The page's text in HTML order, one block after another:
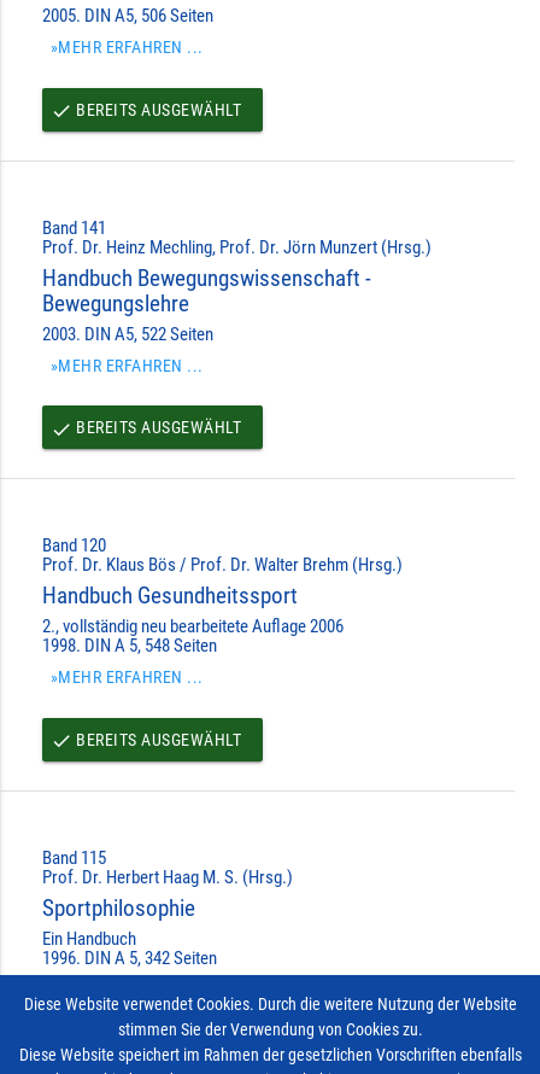
2005. DIN A5, 506 Seiten
»MEHR ERFAHREN ...
done BEREITS AUSGEWÄHLT
Band 141
Prof. Dr. Heinz Mechling, Prof. Dr. Jörn Munzert (Hrsg.)
Handbuch Bewegungswissenschaft -
Bewegungslehre
2003. DIN A5, 522 Seiten
»MEHR ERFAHREN ...
done BEREITS AUSGEWÄHLT
Band 120
Prof. Dr. Klaus Bös / Prof. Dr. Walter Brehm (Hrsg.)
Handbuch Gesundheitssport
2., vollständig neu bearbeitete Auflage 2006
1998. DIN A 5, 548 Seiten
»MEHR ERFAHREN ...
done BEREITS AUSGEWÄHLT
Band 115
Prof. Dr. Herbert Haag M. S. (Hrsg.)
Sportphilosophie
Ein Handbuch
1996. DIN A 5, 342 Seiten
doneBEREITS AUSGEWÄHLT
Diese Website verwendet Cookies. Durch die weitere Nutzung der Website
stimmen Sie der Verwendung von Cookies zu.
Diese Website speichert im Rahmen der gesetzlichen Vorschriften ebenfalls